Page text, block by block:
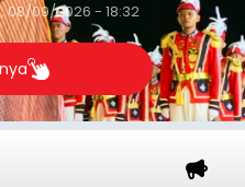
08/09/2026 - 18:32